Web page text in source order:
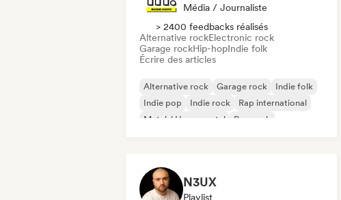
Média / Journaliste
> 2400 feedbacks réalisés
Alternative rockElectronic rock
Garage rockHip-hopIndie folk
Écrire des articles
Alternative rock Garage rock
Indie folk
Indie pop
Indie rock
Rap international
Metal / Heavy metal
Pop rock
N3UX
Playlist